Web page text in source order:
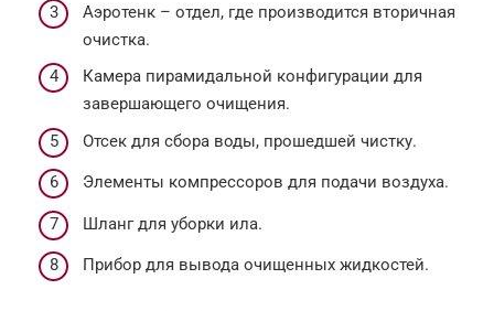
Аэротенк – отдел, где производится вторичная
очистка.
Камера пирамидальной конфигурации для
завершающего очищения.
Отсек для сбора воды, прошедшей чистку.
Элементы компрессоров для подачи воздуха.
Шланг для уборки ила.
Прибор для вывода очищенных жидкостей.